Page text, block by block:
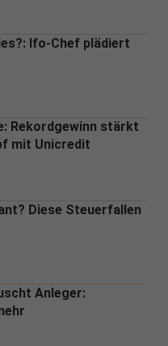
Ifo-Chef plädiert
Rekordgewinn stärkt
mit Unicredit
Diese Steuerfallen
Anleger: